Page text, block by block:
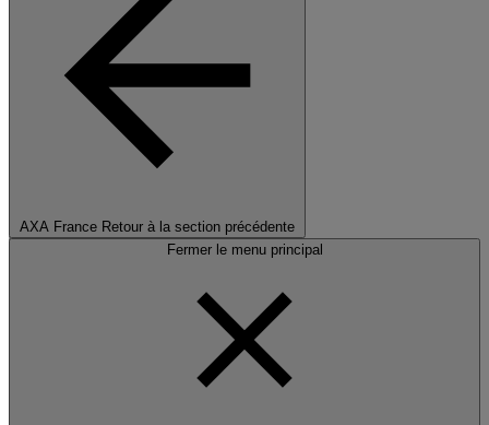
AXA France Retour à la section précédente
Fermer le menu principal